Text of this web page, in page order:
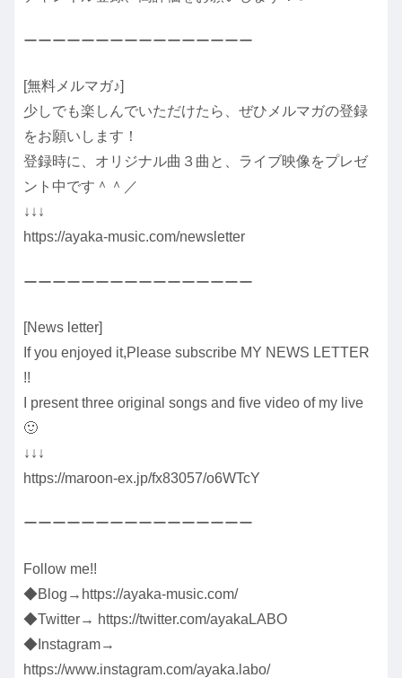
ーーーーーーーーーーーーーーーー
[無料メルマガ♪]
少しでも楽しんでいただけたら、ぜひメルマガの登録
をお願いします！
登録時に、オリジナル曲３曲と、ライブ映像をプレゼ
ント中です＾＾／
↓↓↓
https://ayaka-music.com/newsletter
ーーーーーーーーーーーーーーーー
[News letter]
If you enjoyed it,Please subscribe MY NEWS LETTER
!!
I present three original songs and five video of my live
🙂
↓↓↓
https://maroon-ex.jp/fx83057/o6WTcY
ーーーーーーーーーーーーーーーー
Follow me!!
◆Blog→https://ayaka-music.com/
◆Twitter→ https://twitter.com/ayakaLABO
◆Instagram→
https://www.instagram.com/ayaka.labo/